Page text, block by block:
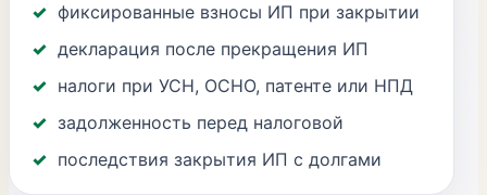
фиксированные взносы ИП при закрытии
декларация после прекращения ИП
налоги при УСН, ОСНО, патенте или НПД
задолженность перед налоговой
последствия закрытия ИП с долгами